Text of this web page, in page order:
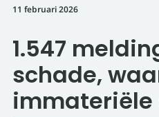
11 februari 2026
1.547
schade,
immateriële